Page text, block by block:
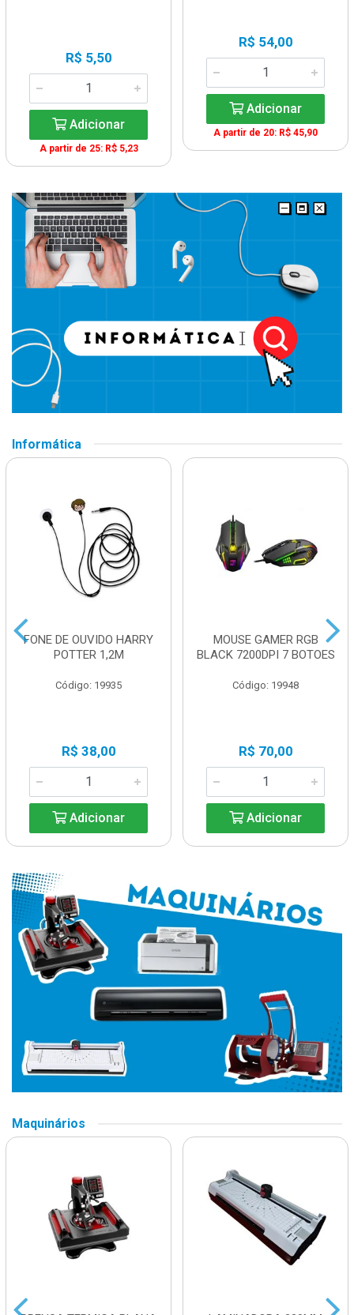
R$ 5,50
Adicionar
A partir de 25: R$ 5,23
R$ 54,00
Adicionar
A partir de 20: R$ 45,90
Informática
FONE DE OUVIDO HARRY
POTTER 1,2M
Código: 19935
R$ 38,00
Adicionar
MOUSE GAMER RGB
BLACK 7200DPI 7 BOTOES
Código: 19948
R$ 70,00
Adicionar
Maquinários